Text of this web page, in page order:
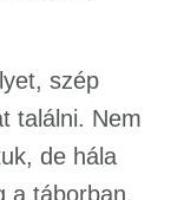
szép
találni. Nem
de hála
a táborban.